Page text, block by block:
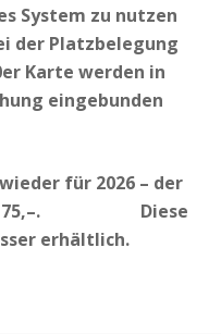
System zu nutzen
der Platzbelegung
Karte werden in
eingebunden
für 2026 – der
75,–. Diese
erhältlich.